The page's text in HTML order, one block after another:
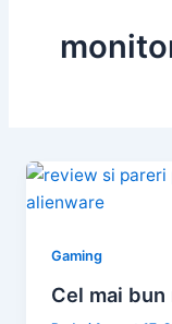
Gaming
Cel mai